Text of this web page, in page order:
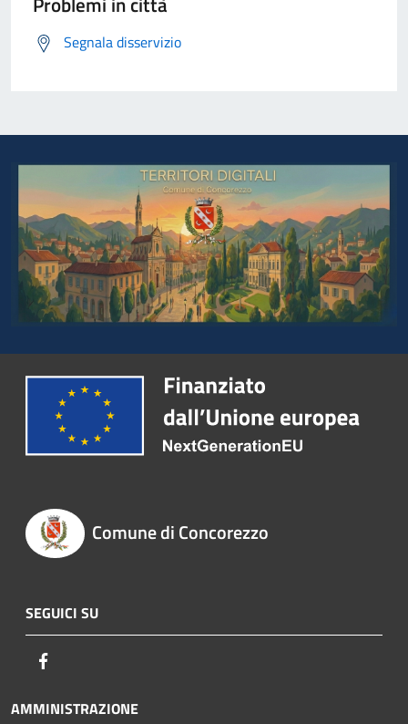
Segnala disservizio
Comune di Concorezzo
SEGUICI SU
AMMINISTRAZIONE